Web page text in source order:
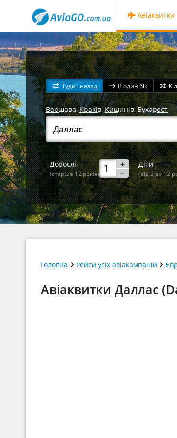
Авіаквитки
Туди і назад В один бік
Варшава,Краків,Кишинів,Бухарест
Дорослі
(старше 12 років)
Діти
(від 2 до 12
Головна Рейси усіх авіакомпаній
Авіаквитки Даллас